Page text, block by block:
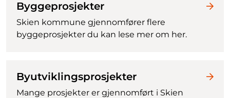
Byggeprosjekter
Skien kommune gjennomfører flere
byggeprosjekter du kan lese mer om her.
Byutviklingsprosjekter
Mange prosjekter er gjennomført i Skien